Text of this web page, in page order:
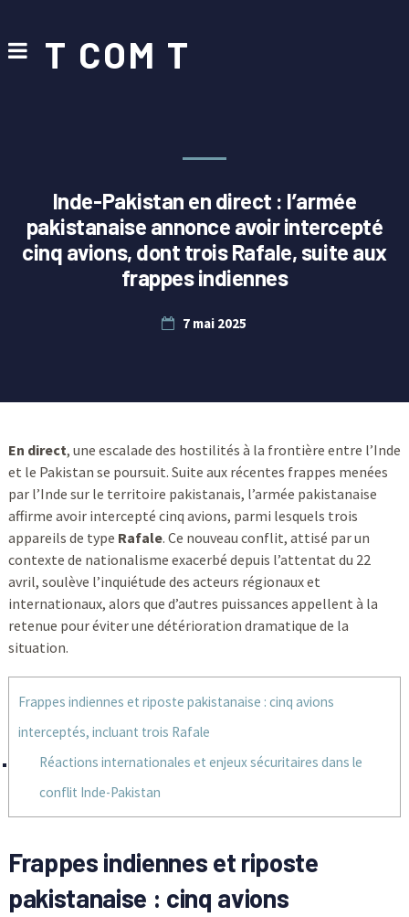
T COM T
Inde-Pakistan en direct : l’armée
pakistanaise annonce avoir intercepté
cinq avions, dont trois Rafale, suite aux
frappes indiennes
7 mai 2025
En direct, une escalade des hostilités à la frontière entre l’Inde
et le Pakistan se poursuit. Suite aux récentes frappes menées
par l’Inde sur le territoire pakistanais, l’armée pakistanaise
affirme avoir intercepté cinq avions, parmi lesquels trois
appareils de type Rafale. Ce nouveau conflit, attisé par un
contexte de nationalisme exacerbé depuis l’attentat du 22
avril, soulève l’inquiétude des acteurs régionaux et
internationaux, alors que d’autres puissances appellent à la
retenue pour éviter une détérioration dramatique de la
situation.
Frappes indiennes et riposte pakistanaise : cinq avions
interceptés, incluant trois Rafale
Réactions internationales et enjeux sécuritaires dans le
conflit Inde-Pakistan
Frappes indiennes et riposte
pakistanaise : cinq avions